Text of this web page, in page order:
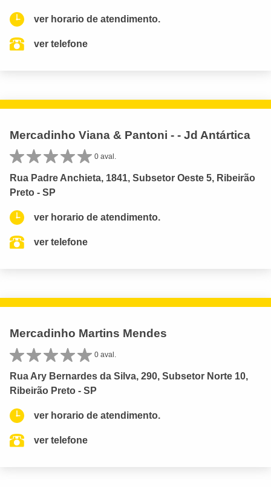
ver horario de atendimento.
ver telefone
Mercadinho Viana & Pantoni - - Jd Antártica
0 aval.
Rua Padre Anchieta, 1841, Subsetor Oeste 5, Ribeirão
Preto - SP
ver horario de atendimento.
ver telefone
Mercadinho Martins Mendes
0 aval.
Rua Ary Bernardes da Silva, 290, Subsetor Norte 10,
Ribeirão Preto - SP
ver horario de atendimento.
ver telefone